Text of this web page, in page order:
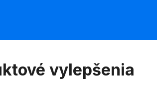
vylepšenia